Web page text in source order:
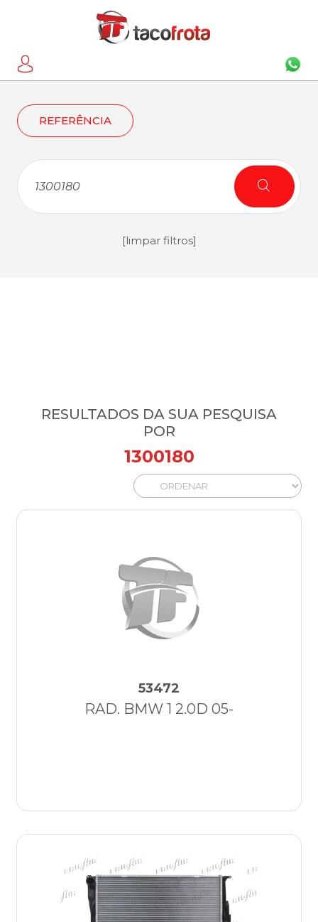
REFERÊNCIA
[limpar filtros]
RESULTADOS DA SUA PESQUISA
POR
1300180
53472
RAD. BMW 1 2.0D 05-